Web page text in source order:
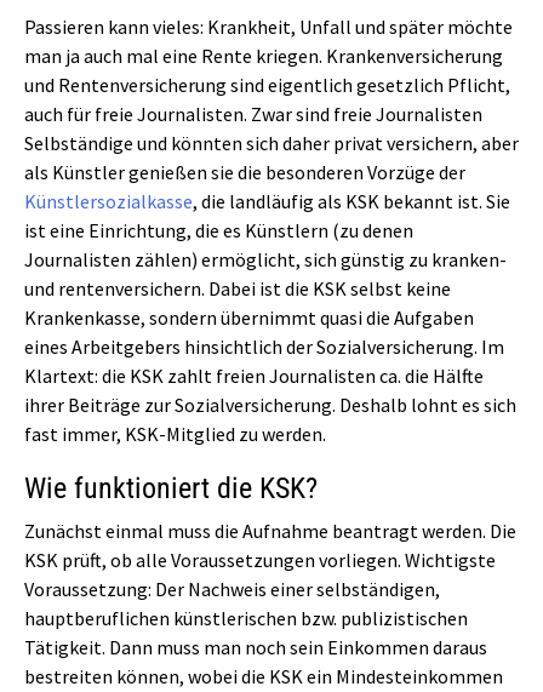
Passieren kann vieles: Krankheit, Unfall und später möchte
man ja auch mal eine Rente kriegen. Krankenversicherung
und Rentenversicherung sind eigentlich gesetzlich Pflicht,
auch für freie Journalisten. Zwar sind freie Journalisten
Selbständige und könnten sich daher privat versichern, aber
als Künstler genießen sie die besonderen Vorzüge der
Künstlersozialkasse, die landläufig als KSK bekannt ist. Sie
ist eine Einrichtung, die es Künstlern (zu denen
Journalisten zählen) ermöglicht, sich günstig zu kranken-
und rentenversichern. Dabei ist die KSK selbst keine
Krankenkasse, sondern übernimmt quasi die Aufgaben
eines Arbeitgebers hinsichtlich der Sozialversicherung. Im
Klartext: die KSK zahlt freien Journalisten ca. die Hälfte
ihrer Beiträge zur Sozialversicherung. Deshalb lohnt es sich
fast immer, KSK-Mitglied zu werden.
Wie funktioniert die KSK?
Zunächst einmal muss die Aufnahme beantragt werden. Die
KSK prüft, ob alle Voraussetzungen vorliegen. Wichtigste
Voraussetzung: Der Nachweis einer selbständigen,
hauptberuflichen künstlerischen bzw. publizistischen
Tätigkeit. Dann muss man noch sein Einkommen daraus
bestreiten können, wobei die KSK ein Mindesteinkommen